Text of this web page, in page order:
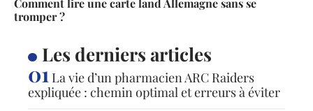
Comment lire une carte land Allemagne sans se
tromper ?
Les derniers articles
La vie d’un pharmacien ARC Raiders
expliquée : chemin optimal et erreurs à éviter